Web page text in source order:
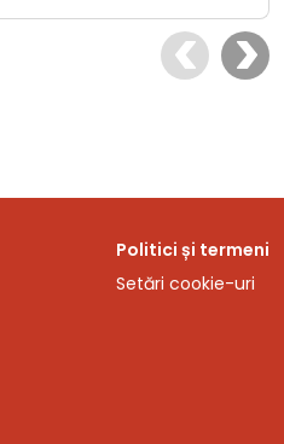
Politici și termeni
Setări cookie-uri